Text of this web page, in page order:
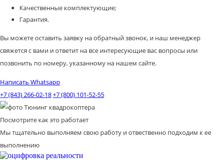
Качественные комплектующие;
Гарантия.
Вы можете оставить заявку на обратный звонок, и наш менеджер
свяжется с вами и ответит на все интересующие вас вопросы или
позвонить по номеру, указанному на нашем сайте.
Написать Whatsapp
+7 (843) 266-02-18+7 (800) 101-52-55
Посмотрите как это работает
Мы тщательно выполняем свою работу и отвественно подходим к ее
выполнению